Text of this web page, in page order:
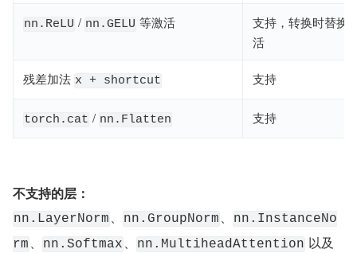
nn.ReLU / nn.GELU 等激活
支持，转换时替换
活
残差加法 x + shortcut 支持
torch.cat / nn.Flatten 支持
不支持的层：
nn.LayerNorm 、 nn.GroupNorm 、
nn.InstanceNo
rm 、 nn.Softmax 、 nn.MultiheadAttention 以及